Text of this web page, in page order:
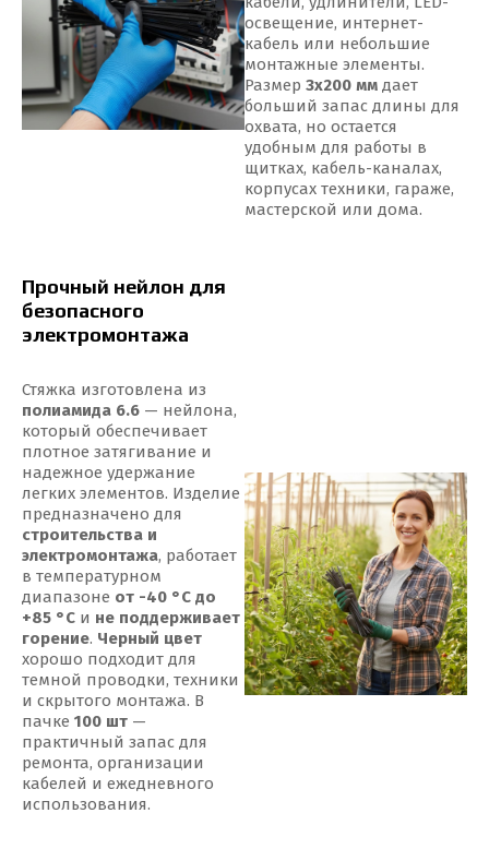
освещение, интернет-
кабель или небольшие
монтажные элементы.
Размер 3x200 мм дает
больший запас длины для
охвата, но остается
удобным для работы в
щитках, кабель-каналах,
корпусах техники, гараже,
мастерской или дома.
Прочный нейлон для
безопасного
электромонтажа
Стяжка изготовлена из
полиамида 6.6 — нейлона,
который обеспечивает
плотное затягивание и
надежное удержание
легких элементов. Изделие
предназначено для
строительства и
электромонтажа, работает
в температурном
диапазоне от -40 °С до
+85 °С и не поддерживает
горение. Черный цвет
хорошо подходит для
темной проводки, техники
и скрытого монтажа. В
пачке 100 шт —
практичный запас для
ремонта, организации
кабелей и ежедневного
использования.